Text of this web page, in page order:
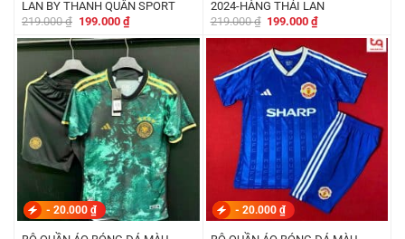
LAN BY THANH QUÂN SPORT
219.000₫ Giá
là:
219.000 ₫.
199.000 ₫Giá
hiện
tại
là:
199.000 ₫.
2024-HÀNG THÁI LAN
219.000₫ Giá
là:
219.000 ₫.
199.000₫Giá
tại
là:
199.000 ₫.
- 20.000 ₫ - 20.000 ₫